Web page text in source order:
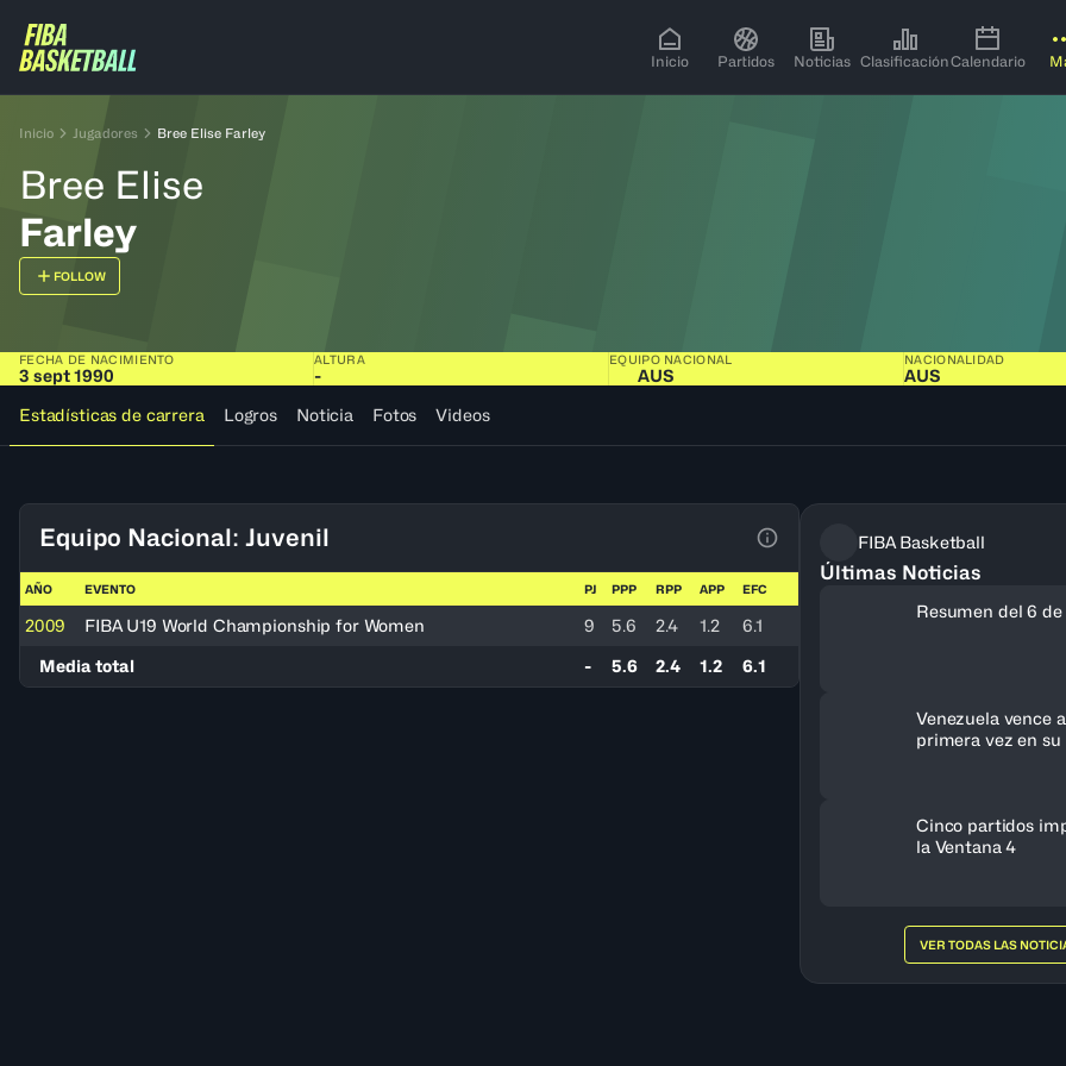
Inicio Partidos Noticias ClasificaciónCalendario
Inicio Jugadores Bree Elise Farley
Bree Elise
Farley
FOLLOW
FECHA DE NACIMIENTO
3 sept 1990
ALTURA
-
EQUIPO NACIONAL
AUS
NACIONALIDAD
AUS
Estadísticas de carrera
Logros Noticia Fotos Videos
Equipo Nacional: Juvenil
Ver la leyenda
AÑO EVENTO PJ PPP RPP APP EFC
2009 FIBA U19 World Championship for Women 9 5.6 2.4 1.2
6.1
Media total
- 5.6 2.4 1.2 6.1
FIBA Basketball
Últimas Noticias
Resumen del 6 de
Venezuela vence
primera vez en
Cinco partidos
la Ventana 4
VER TODAS LAS